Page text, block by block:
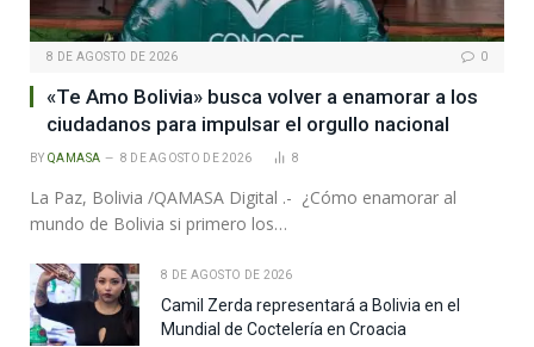
8 DE AGOSTO DE 2026 0
«Te Amo Bolivia» busca volver a enamorar a los
ciudadanos para impulsar el orgullo nacional
BY QAMASA 8 DE AGOSTO DE 2026 8
La Paz, Bolivia /QAMASA Digital .- ¿Cómo enamorar al
mundo de Bolivia si primero los…
8 DE AGOSTO DE 2026
Camil Zerda representará a Bolivia en el
Mundial de Coctelería en Croacia